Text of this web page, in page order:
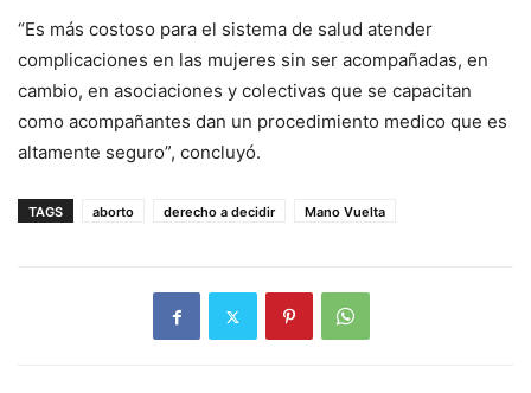
“Es más costoso para el sistema de salud atender
complicaciones en las mujeres sin ser acompañadas, en
cambio, en asociaciones y colectivas que se capacitan
como acompañantes dan un procedimiento medico que es
altamente seguro”, concluyó.
TAGS aborto derecho a decidir Mano Vuelta